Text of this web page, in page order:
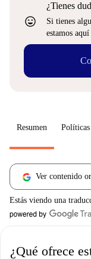
sentiment_very_satisfied
¿Tienes
Si tienes
estamos
Resumen Políticas
Ver contenido
Estás viendo una
¿Qué ofrece